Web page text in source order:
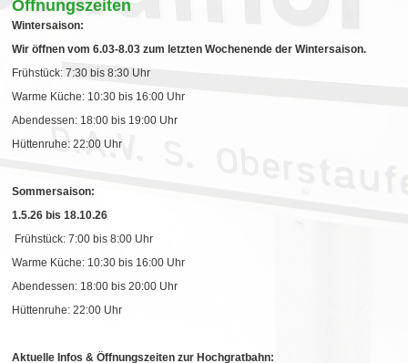
Öffnungszeiten
Wintersaison:
Wir öffnen vom 6.03-8.03 zum letzten Wochenende der Wintersaison.
Frühstück: 7:30 bis 8:30 Uhr
Warme Küche: 10:30 bis 16:00 Uhr
Abendessen: 18:00 bis 19:00 Uhr
Hüttenruhe: 22:00 Uhr
Sommersaison:
1.5.26 bis 18.10.26
Frühstück: 7:00 bis 8:00 Uhr
Warme Küche: 10:30 bis 16:00 Uhr
Abendessen: 18:00 bis 20:00 Uhr
Hüttenruhe: 22:00 Uhr
Aktuelle Infos & Öffnungszeiten zur Hochgratbahn: